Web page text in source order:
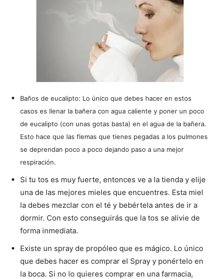
Baños de eucalipto: Lo único que debes hacer en estos
casos es llenar la bañera con agua caliente y poner un poco
de eucalipto (con unas gotas basta) en el agua de la bañera.
Esto hace que las flemas que tienes pegadas a los pulmones
se deprendan poco a poco dejando paso a una mejor
respiración.
Si tu tos es muy fuerte, entonces ve a la tienda y elije
una de las mejores mieles que encuentres. Esta miel
la debes mezclar con el té y bebértela antes de ir a
dormir. Con esto conseguirás que la tos se alivie de
forma inmediata.
Existe un spray de propóleo que es mágico. Lo único
que debes hacer es comprar el Spray y ponértelo en
la boca. Si no lo quieres comprar en una farmacia,